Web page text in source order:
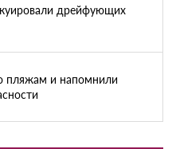
дрейфующих
пляжам и напомнили